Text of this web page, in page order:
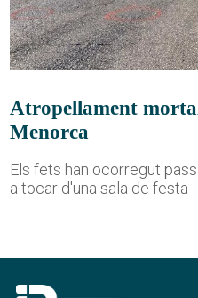
Atropellament
Menorca
Els fets han ocorregut
a tocar d'una sala de festa